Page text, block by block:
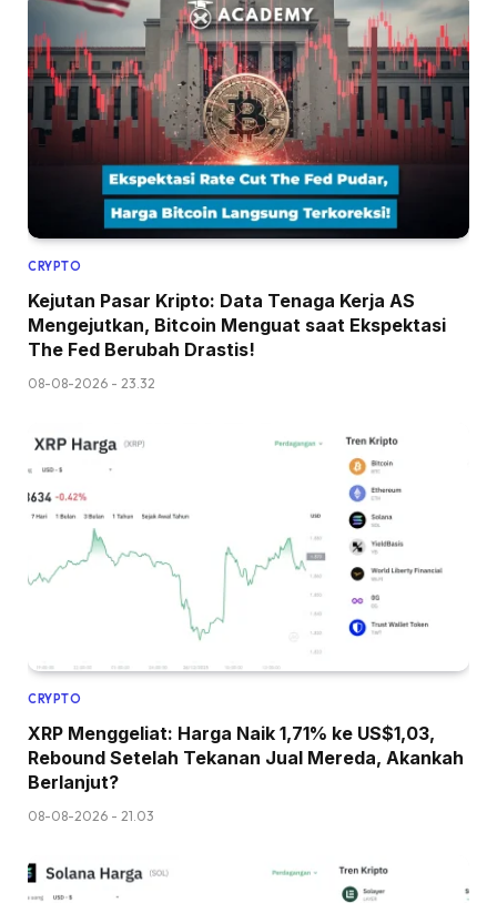
CRYPTO
Kejutan Pasar Kripto: Data Tenaga Kerja AS
Mengejutkan, Bitcoin Menguat saat Ekspektasi
The Fed Berubah Drastis!
08-08-2026 - 23.32
CRYPTO
XRP Menggeliat: Harga Naik 1,71% ke US$1,03,
Rebound Setelah Tekanan Jual Mereda, Akankah
Berlanjut?
08-08-2026 - 21.03